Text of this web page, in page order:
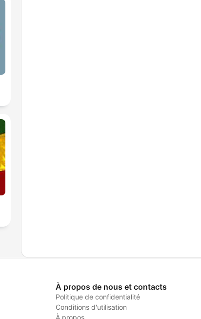
À propos de nous et contacts
Politique de confidentialité
Conditions d'utilisation
À propos